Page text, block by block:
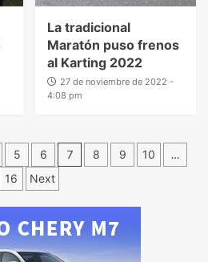
La tradicional
Maratón puso frenos
al Karting 2022
27 de noviembre de 2022 -
4:08 pm
5 6 7 8 9 10
…
16
Next